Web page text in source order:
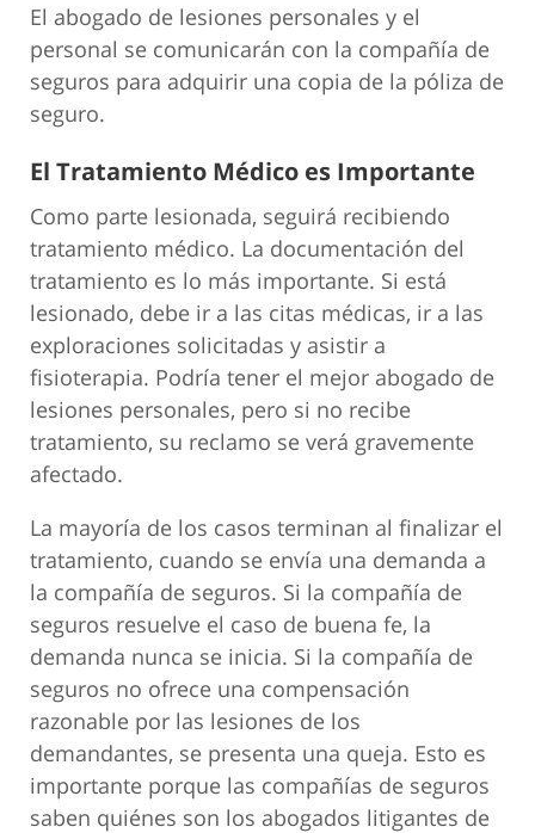
El abogado de lesiones personales y el
personal se comunicarán con la compañía de
seguros para adquirir una copia de la póliza de
seguro.
El Tratamiento Médico es Importante
Como parte lesionada, seguirá recibiendo
tratamiento médico. La documentación del
tratamiento es lo más importante. Si está
lesionado, debe ir a las citas médicas, ir a las
exploraciones solicitadas y asistir a
fisioterapia. Podría tener el mejor abogado de
lesiones personales, pero si no recibe
tratamiento, su reclamo se verá gravemente
afectado.
La mayoría de los casos terminan al finalizar el
tratamiento, cuando se envía una demanda a
la compañía de seguros. Si la compañía de
seguros resuelve el caso de buena fe, la
demanda nunca se inicia. Si la compañía de
seguros no ofrece una compensación
razonable por las lesiones de los
demandantes, se presenta una queja. Esto es
importante porque las compañías de seguros
saben quiénes son los abogados litigantes de